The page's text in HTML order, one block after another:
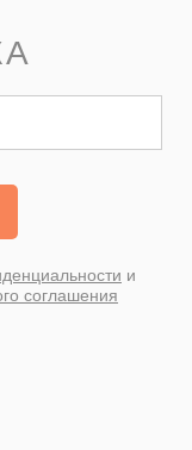
и
соглашения